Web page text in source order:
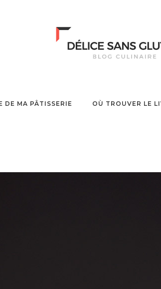
DE MA PÂTISSERIE OÙ TROUVER LE